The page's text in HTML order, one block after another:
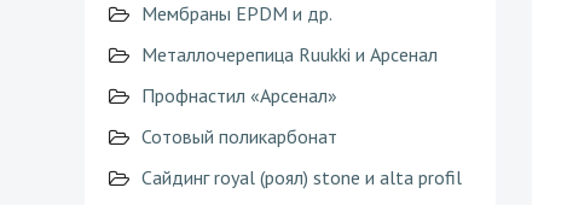
Мембраны EPDM и др.
Металлочерепица Ruukki и Арсенал
Профнастил «Арсенал»
Сотовый поликарбонат
Сайдинг royal (роял) stone и alta profil